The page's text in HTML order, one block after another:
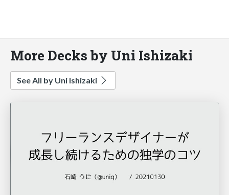
More Decks by Uni Ishizaki
See All by Uni Ishizaki